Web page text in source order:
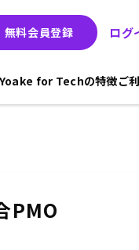
無料会員登録 ログ
Yoake for Techの特徴ご
PMO